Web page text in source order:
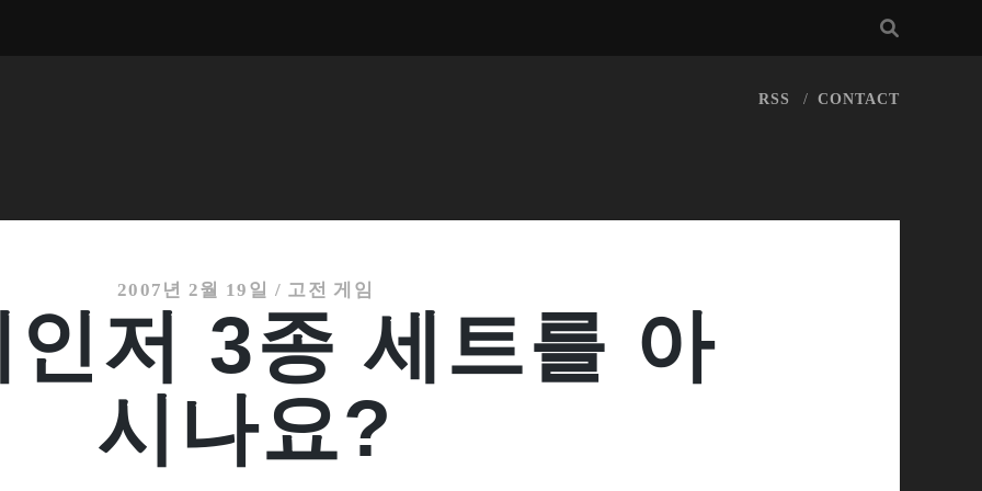
RSS CONTACT
2007년 2월 19일 / 고전 게임
저 3종 세트를 아
시나요?